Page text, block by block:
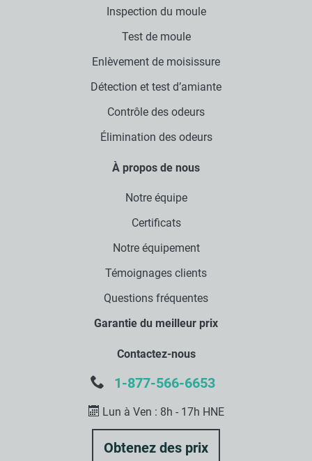
Inspection du moule
Test de moule
Enlèvement de moisissure
Détection et test d’amiante
Contrôle des odeurs
Élimination des odeurs
À propos de nous
Notre équipe
Certificats
Notre équipement
Témoignages clients
Questions fréquentes
Garantie du meilleur prix
Contactez-nous
1-877-566-6653
Lun à Ven : 8h - 17h HNE